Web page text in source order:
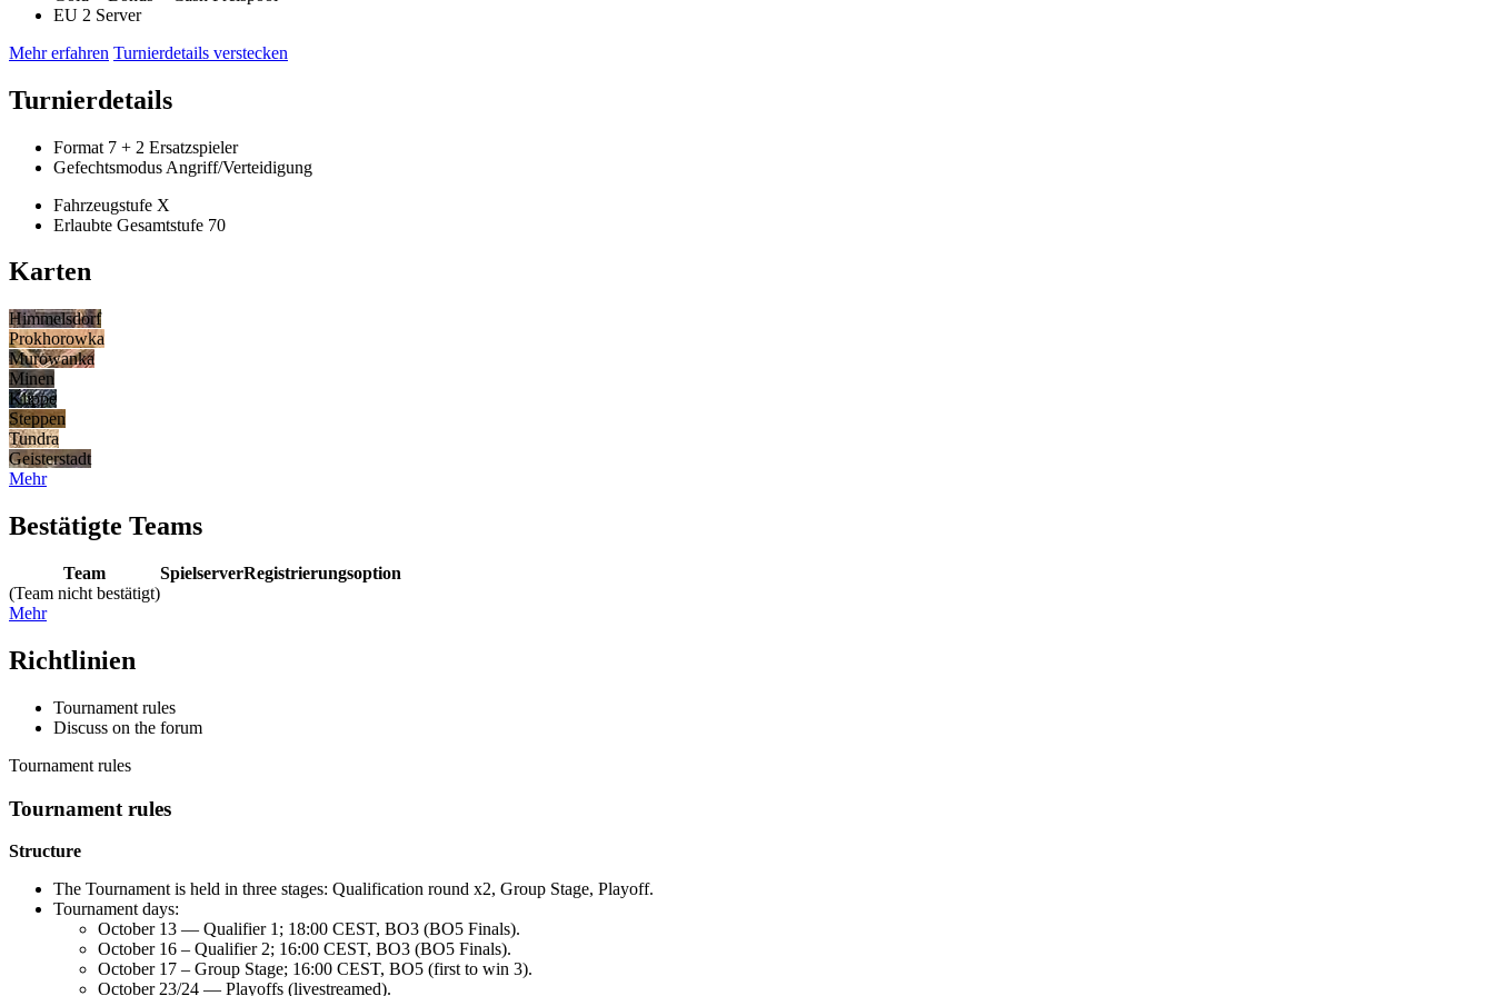
EU 2 Server
Mehr erfahren Turnierdetails verstecken
Turnierdetails
Format 7 + 2 Ersatzspieler
Gefechtsmodus Angriff/Verteidigung
Fahrzeugstufe X
Erlaubte Gesamtstufe 70
Karten
Himmelsdorf
Prokhorowka
Murowanka
Minen
Klippe
Steppen
Tundra
Geisterstadt
Mehr
Bestätigte Teams
Team SpielserverRegistrierungsoption
(Team nicht bestätigt)
Mehr
Richtlinien
Tournament rules
Discuss on the forum
Tournament rules
Tournament rules
Structure
The Tournament is held in three stages: Qualification round x2, Group Stage, Playoff.
Tournament days:
October 13 — Qualifier 1; 18:00 CEST, BO3 (BO5 Finals).
October 16 – Qualifier 2; 16:00 CEST, BO3 (BO5 Finals).
October 17 – Group Stage; 16:00 CEST, BO5 (first to win 3).
October 23/24 — Playoffs (livestreamed).